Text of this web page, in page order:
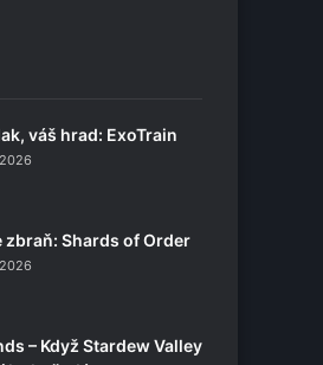
váš hrad: ExoTrain
zbraň: Shards of Order
– Když Stardew Valley